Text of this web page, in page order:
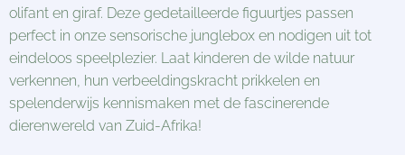
olifant en giraf. Deze gedetailleerde figuurtjes passen
perfect in onze sensorische junglebox en nodigen uit tot
eindeloos speelplezier. Laat kinderen de wilde natuur
verkennen, hun verbeeldingskracht prikkelen en
spelenderwijs kennismaken met de fascinerende
dierenwereld van Zuid-Afrika!